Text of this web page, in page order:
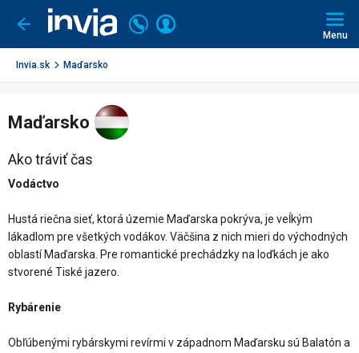
Ísť
späť
Volajte
+421
2
Prihlásiť
Menu
Invia.sk Maďarsko
Maďarsko
Ako tráviť čas
Vodáctvo
Hustá riečna sieť, ktorá územie Maďarska pokrýva, je veĺkým
lákadlom pre všetkých vodákov. Väčšina z nich mieri do východných
oblastí Maďarska. Pre romantické prechádzky na loďkách je ako
stvorené Tiské jazero.
Rybárenie
Obľúbenými rybárskymi revírmi v západnom Maďarsku sú Balatón a